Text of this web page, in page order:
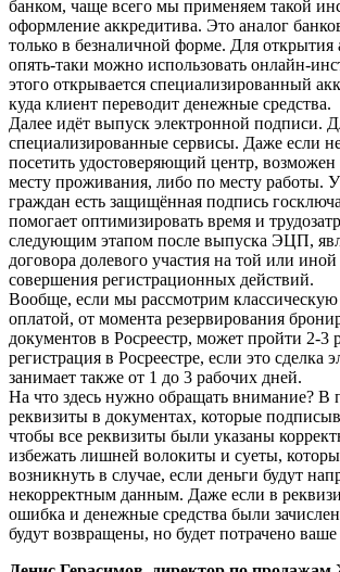
банком, чаще всего мы применяем такой
оформление аккредитива. Это аналог
только в безналичной форме. Для открытия
опять-таки можно использовать онлайн-
этого открывается специализированный
куда клиент переводит денежные средства.
Далее идёт выпуск электронной подписи.
специализированные сервисы. Даже если
посетить удостоверяющий центр, возможен
месту проживания, либо по месту работы.
граждан есть защищённая подпись
помогает оптимизировать время и
следующим этапом после выпуска ЭЦП,
договора долевого участия на той или
совершения регистрационных действий.
Вообще, если мы рассмотрим классическую
оплатой, от момента резервирования
документов в Росреестр, может пройти 2-3
регистрация в Росреестре, если это сделка
занимает также от 1 до 3 рабочих дней.
На что здесь нужно обращать внимание? В
реквизиты в документах, которые
чтобы все реквизиты были указаны
избежать лишней волокиты и суеты,
возникнуть в случае, если деньги будут
некорректным данным. Даже если в
ошибка и денежные средства были
будут возвращены, но будет потрачено